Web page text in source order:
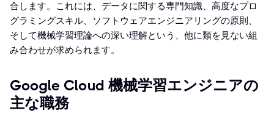
合します。これには、データに関する専門知識、高度なプロ
グラミングスキル、ソフトウェアエンジニアリングの原則、
そして機械学習理論への深い理解という、他に類を見ない組
み合わせが求められます。
Google Cloud 機械学習エンジニアの
主な職務